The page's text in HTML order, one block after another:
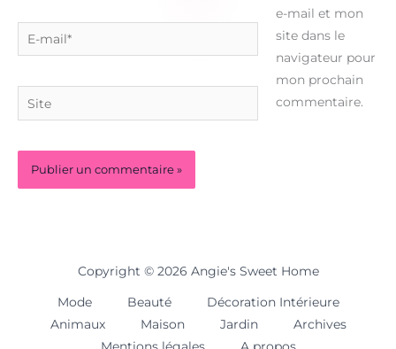
E-
mail*
Site
e-mail et mon
site dans le
navigateur pour
mon prochain
commentaire.
Copyright © 2026 Angie's Sweet Home
Mode Beauté
Décoration Intérieure
Animaux
Maison Jardin
Archives